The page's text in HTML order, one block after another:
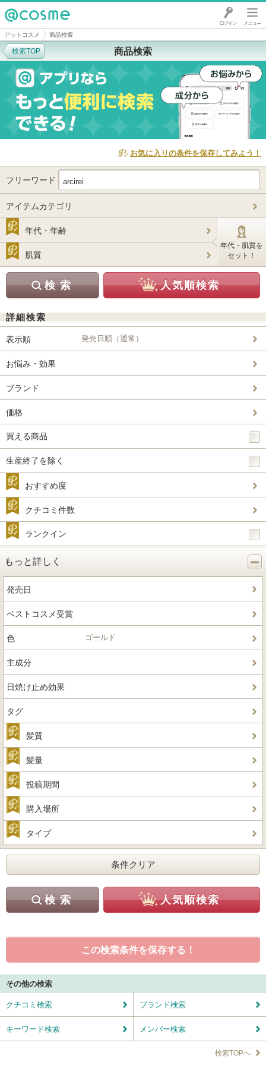
@cosme
アットコスメ 商品検索
商品検索
検索TOP
お気に入りの条件を保存してみよう！
フリーワード
アイテムカテゴリ
年代・年齢
肌質
年代・肌質を
セット！
詳細検索
表示順 発売日順（通常）
お悩み・効果
ブランド
価格
買える商品
生産終了を除く
おすすめ度
クチコミ件数
ランクイン
もっと詳しく
発売日
ベストコスメ受賞
色 ゴールド
主成分
日焼け止め効果
タグ
髪質
髪量
投稿期間
購入場所
タイプ
この検索条件を保存する！
その他の検索
クチコミ検索 ブランド検索
キーワード検索 メンバー検索
検索TOPへ